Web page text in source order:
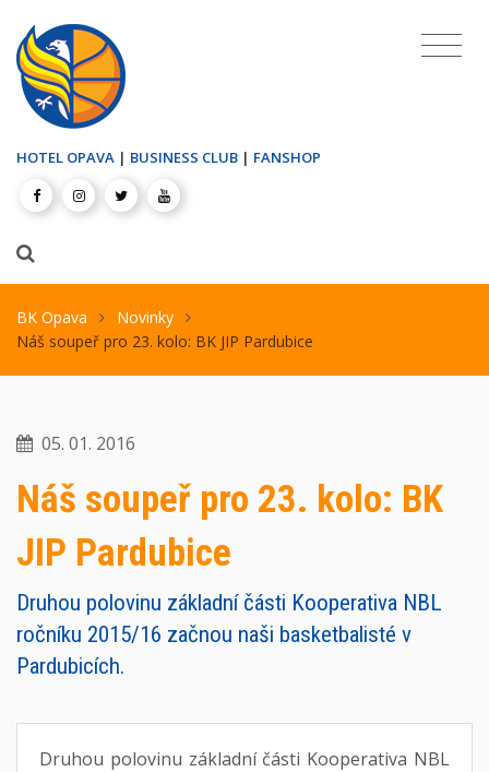
HOTEL OPAVA | BUSINESS CLUB | FANSHOP
BK Opava
Novinky
Náš soupeř pro 23. kolo: BK JIP Pardubice
05. 01. 2016
Náš soupeř pro 23. kolo: BK
JIP Pardubice
Druhou polovinu základní části Kooperativa NBL
ročníku 2015/16 začnou naši basketbalisté v
Pardubicích.
Druhou polovinu základní části Kooperativa NBL